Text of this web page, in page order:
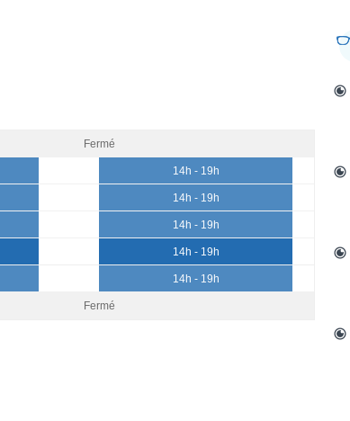
Fermé
14h - 19h
14h - 19h
14h - 19h
14h - 19h
14h - 19h
Fermé